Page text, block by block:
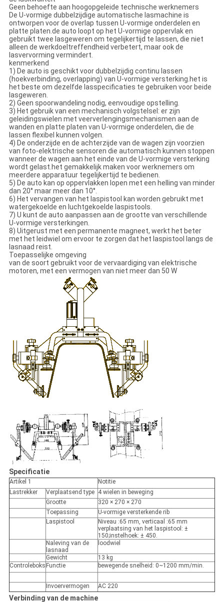
Geen behoefte aan hoogopgeleide technische werknemers
De U-vormige dubbelzijdige automatische lasmachine is
ontworpen voor de overlap tussen U-vormige onderdelen en
platte platen.de auto loopt op het U-vormige oppervlak en
gebruikt twee lasgeweren om tegelijkertijd te lassen, die niet
alleen de werkdoeltreffendheid verbetert, maar ook de
lasvervorming vermindert.
kenmerkend
1) De auto is geschikt voor dubbelzijdig continu lassen
(hoekverbinding, overlapping) van U-vormige versterking.het is
het beste om dezelfde lasspecificaties te gebruiken voor beide
lasgeweren.
2) Geen spoorwandeling nodig, eenvoudige opstelling.
3) Het gebruik van een mechanisch volgstelsel: er zijn
geleidingswielen met veerverlengingsmechanismen aan de
wanden en platte platen van U-vormige onderdelen, die de
lassen flexibel kunnen volgen.
4) De onderzijde en de achterzijde van de wagen zijn voorzien
van foto-elektrische sensoren die automatisch kunnen stoppen
wanneer de wagen aan het einde van de U-vormige versterking
wordt gelast.het gemakkelijk maken voor werknemers om
meerdere apparatuur tegelijkertijd te bedienen.
5) De auto kan op oppervlakken lopen met een helling van minder
dan 20° maar meer dan 10°.
6) Het vervangen van het laspistool kan worden gebruikt met
watergekoelde en luchtgekoelde laspistools.
7) U kunt de auto aanpassen aan de grootte van verschillende
U-vormige versterkingen.
8) Uitgerust met een permanente magneet, werkt het beter
met het leidwiel om ervoor te zorgen dat het laspistool langs de
lasnaad reist.
Toepasselijke omgeving
van de soort gebruikt voor de vervaardiging van elektrische
motoren, met een vermogen van niet meer dan 50 W
Specificatie
Artikel 1
Notitie
Lastrekker
Verplaatsend type 4 wielen in beweging
Grootte
320 × 270 × 270
Toepassing
U-vormige versterkende rib
Laspistool
Niveau :65 mm, verticaal :65 mm
verplaatsing van het laspistool: ±
150;instelhoek: ± 450.
Naleving van de
lasnaad
loodwiel
Gewicht
13 kg
Controleboks Functie bewegende snelheid: 0~1200 mm/min.
Invoervermogen AC 220
Verbinding van de machine